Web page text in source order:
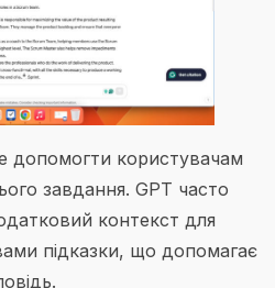
допомогти користувачам
завдання. GPT часто
контекст для
підказки, що допомагає